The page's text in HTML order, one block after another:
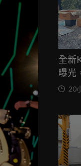
全新
曝光
20